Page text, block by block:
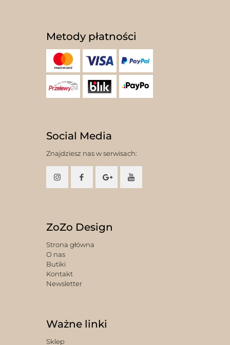
Metody płatności
Social Media
Znajdziesz nas w serwisach:
ZoZo Design
Strona główna
O nas
Butiki
Kontakt
Newsletter
Ważne linki
Sklep